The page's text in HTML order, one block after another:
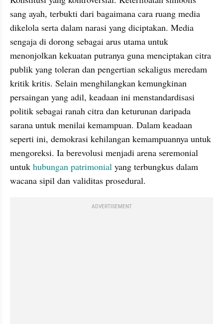
sang ayah, terbukti dari bagaimana cara ruang media
dikelola serta dalam narasi yang diciptakan. Media
sengaja di dorong sebagai arus utama untuk
menonjolkan kekuatan putranya guna menciptakan citra
publik yang toleran dan pengertian sekaligus meredam
kritik kritis. Selain menghilangkan kemungkinan
persaingan yang adil, keadaan ini menstandardisasi
politik sebagai ranah citra dan keturunan daripada
sarana untuk menilai kemampuan. Dalam keadaan
seperti ini, demokrasi kehilangan kemampuannya untuk
mengoreksi. Ia berevolusi menjadi arena seremonial
untuk hubungan patrimonial yang terbungkus dalam
wacana sipil dan validitas prosedural.
ADVERTISEMENT